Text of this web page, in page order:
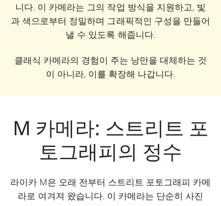
니다. 이 카메라는 그의 작업 방식을 지원하고, 빛
과 색으로부터 정밀하며 그래픽적인 구성을 만들어
낼 수 있도록 해줍니다.
클래식 카메라의 경험이 주는 낭만을 대체하는 것
이 아니라, 이를 확장해 나갑니다.
M 카메라: 스트리트 포
토그래피의 정수
라이카 M은 오래 전부터 스트리트 포토그래피 카메
라로 여겨져 왔습니다. 이 카메라는 단순히 사진